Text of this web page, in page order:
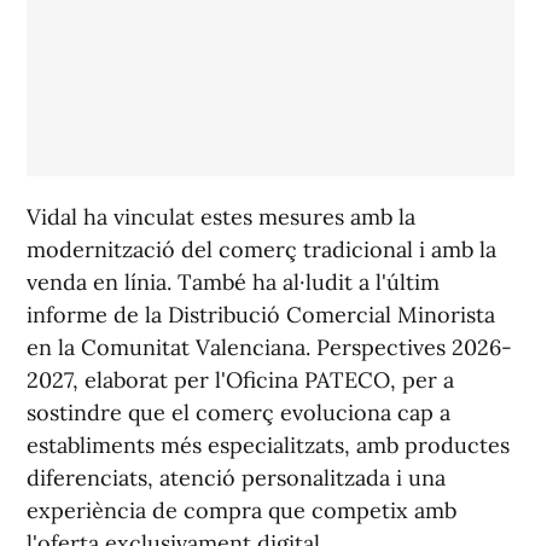
Vidal ha vinculat estes mesures amb la
modernització del comerç tradicional i amb la
venda en línia. També ha al·ludit a l'últim
informe de la Distribució Comercial Minorista
en la Comunitat Valenciana. Perspectives 2026-
2027, elaborat per l'Oficina PATECO, per a
sostindre que el comerç evoluciona cap a
establiments més especialitzats, amb productes
diferenciats, atenció personalitzada i una
experiència de compra que competix amb